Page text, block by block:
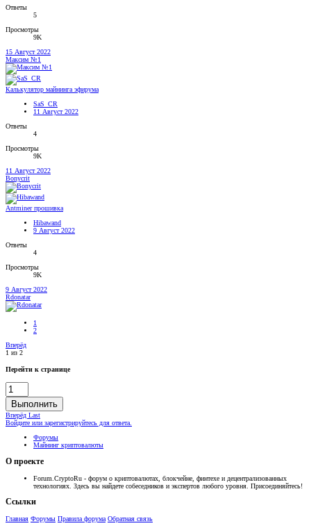
Ответы
5
Просмотры
9K
15 Август 2022
Максим №1
Калькулятор майнинга эфирума
SaS_CR
11 Август 2022
Ответы
4
Просмотры
9K
11 Август 2022
Bonycrit
Antminer прошивка
Hibawand
9 Август 2022
Ответы
4
Просмотры
9K
9 Август 2022
Rdonatar
1
2
Вперёд
1 из 2
Перейти к странице
Выполнить
Вперёд Last
Войдите или зарегистрируйтесь для ответа.
Форумы
Майнинг криптовалюты
О проекте
Forum.CryptoRu - форум о криптовалютах, блокчейне, финтехе и децентрализованных
технологиях. Здесь вы найдете собеседников и экспертов любого уровня. Присоединяйтесь!
Ссылки
Главная Форумы Правила форума Обратная связь